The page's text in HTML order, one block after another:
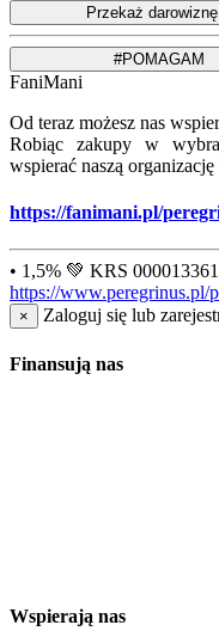
FaniMani
Od teraz możesz nas
Robiąc zakupy w
wspierać naszą
https://fanimani.pl/
• 1,5% 💚 KRS
https://www.peregrinus.pl/
× Zaloguj się lub
Finansują nas
Wspierają nas